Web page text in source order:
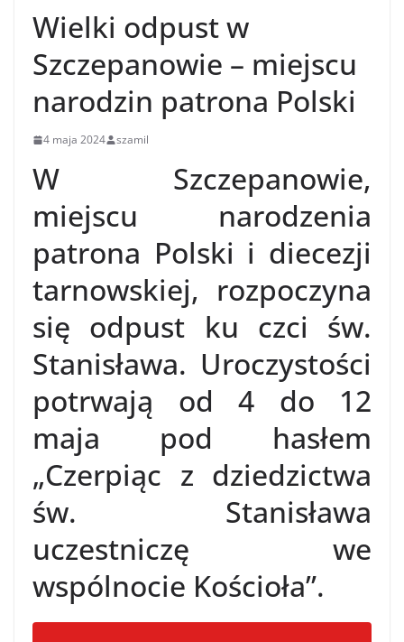
Wielki odpust w
Szczepanowie – miejscu
narodzin patrona Polski
4 maja 2024 szamil
W Szczepanowie,
miejscu narodzenia
patrona Polski i diecezji
tarnowskiej, rozpoczyna
się odpust ku czci św.
Stanisława. Uroczystości
potrwają od 4 do 12
maja pod hasłem
„Czerpiąc z dziedzictwa
św. Stanisława
uczestniczę we
wspólnocie Kościoła”.